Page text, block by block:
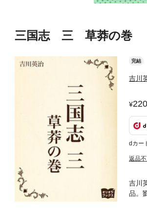
三国志 三 草莽の巻
完結
吉川
220
dカー
返品
吉川
品。
不